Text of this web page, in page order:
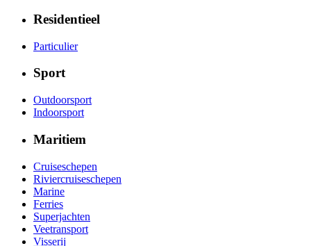
Residentieel
Particulier
Sport
Outdoorsport
Indoorsport
Maritiem
Cruiseschepen
Riviercruiseschepen
Marine
Ferries
Superjachten
Veetransport
Visserij